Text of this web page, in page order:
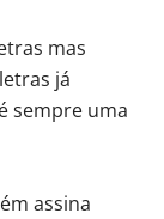
mas
já
sempre uma
assina